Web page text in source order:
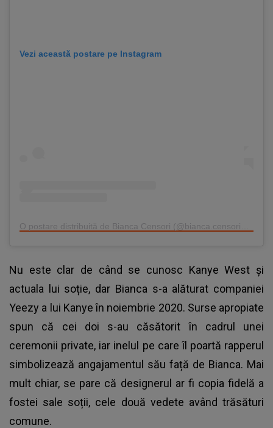
Vezi această postare pe Instagram
Nu este clar de când se cunosc Kanye West și
actuala lui soție, dar Bianca s-a alăturat companiei
Yeezy a lui Kanye în noiembrie 2020. Surse apropiate
spun că cei doi s-au căsătorit în cadrul unei
ceremonii private, iar inelul pe care îl poartă rapperul
simbolizează angajamentul său față de Bianca. Mai
mult chiar, se pare că designerul ar fi copia fidelă a
fostei sale soții, cele două vedete având trăsături
comune.